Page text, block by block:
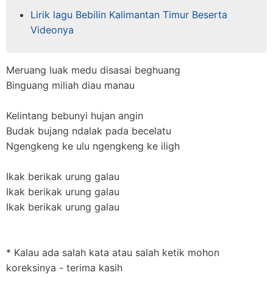
Lirik lagu Bebilin Kalimantan Timur Beserta
Videonya
Meruang luak medu disasai beghuang
Binguang miliah diau manau
Kelintang bebunyi hujan angin
Budak bujang ndalak pada becelatu
Ngengkeng ke ulu ngengkeng ke iligh
Ikak berikak urung galau
Ikak berikak urung galau
Ikak berikak urung galau
* Kalau ada salah kata atau salah ketik mohon
koreksinya - terima kasih